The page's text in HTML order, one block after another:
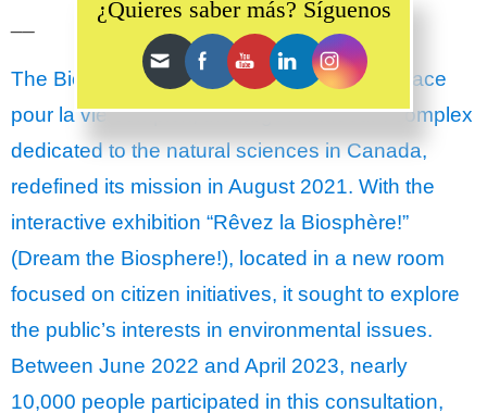
The Biosphère de Montréal, part of the Espace
pour la vie complex, the largest museum complex
dedicated to the natural sciences in Canada,
redefined its mission in August 2021. With the
interactive exhibition “Rêvez la Biosphère!”
(Dream the Biosphere!), located in a new room
focused on citizen initiatives, it sought to explore
the public’s interests in environmental issues.
Between June 2022 and April 2023, nearly
10,000 people participated in this consultation,
¿Quieres saber más? Síguenos